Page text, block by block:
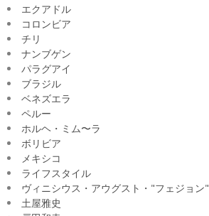
エクアドル
コロンビア
チリ
ナンブゲン
パラグアイ
ブラジル
ベネズエラ
ペルー
ホルヘ・ミム〜ラ
ボリビア
メキシコ
ライフスタイル
ヴィニシウス・アウグスト・"フェジョン"
土屋雅史